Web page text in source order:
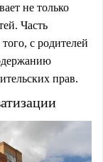
не только
Часть
с родителей
прав.